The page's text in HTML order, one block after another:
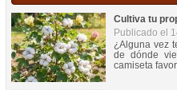
Cultiva tu
Publicado el
¿Alguna vez
de dónde
camiseta